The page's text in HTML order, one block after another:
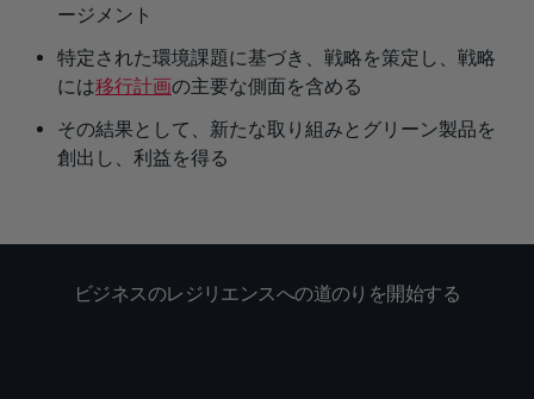
ージメント
特定された環境課題に基づき、戦略を策定し、戦略
には移行計画の主要な側面を含める
その結果として、新たな取り組みとグリーン製品を
創出し、利益を得る
ビジネスのレジリエンスへの道のりを開始する